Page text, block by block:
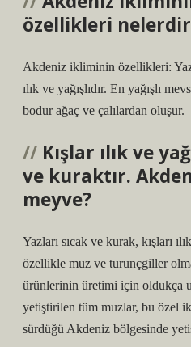
özellikleri
Akdeniz ikliminin özellikleri:
ılık ve yağışlıdır. En yağışlı
bodur ağaç ve çalılardan oluşur.
Kışlar ılık ve
ve kuraktır.
meyve?
Yazları sıcak ve kurak, kışları
özellikle muz ve turunçgiller
ürünlerinin üretimi için oldukça
yetiştirilen tüm muzlar, bu özel
sürdüğü Akdeniz bölgesinde